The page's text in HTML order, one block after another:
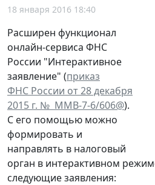
18 января 2016 18:40
Расширен функционал
онлайн-сервиса ФНС
России "Интерактивное
заявление" (приказ
ФНС России от 28 декабря
2015 г. № ММВ-7-6/606@).
C его помощью можно
формировать и
направлять в налоговый
орган в интерактивном
следующие заявления: